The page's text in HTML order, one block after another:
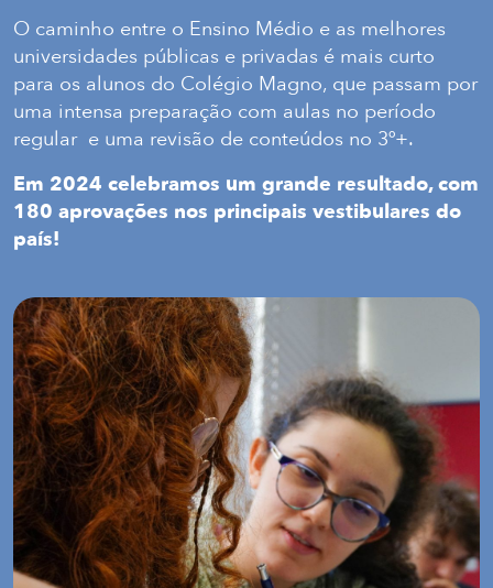
O caminho entre o Ensino Médio e as melhores
universidades públicas e privadas é mais curto
para os alunos do Colégio Magno, que passam por
uma intensa preparação com aulas no período
regular e uma revisão de conteúdos no 3º+.
Em 2024 celebramos um grande resultado, com
180 aprovações nos principais vestibulares do
país!